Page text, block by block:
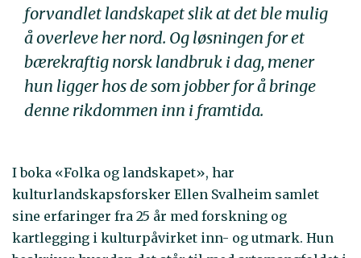
forvandlet landskapet slik at det ble mulig
å overleve her nord. Og løsningen for et
bærekraftig norsk landbruk i dag, mener
hun ligger hos de som jobber for å bringe
denne rikdommen inn i framtida.
I boka «Folka og landskapet», har
kulturlandskapsforsker Ellen Svalheim samlet
sine erfaringer fra 25 år med forskning og
kartlegging i kulturpåvirket inn- og utmark. Hun